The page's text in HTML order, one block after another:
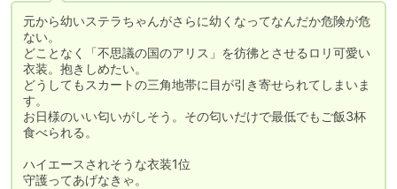
元から幼いステラちゃんがさらに幼くなってなんだか危険が危
ない。
どことなく「不思議の国のアリス」を彷彿とさせるロリ可愛い
衣装。抱きしめたい。
どうしてもスカートの三角地帯に目が引き寄せられてしまいま
す。
お日様のいい匂いがしそう。その匂いだけで最低でもご飯3杯
食べられる。
ハイエースされそうな衣装1位
守護ってあげなきゃ。